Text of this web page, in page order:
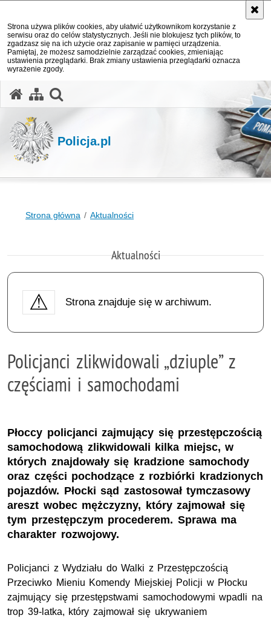
Strona używa plików cookies, aby ułatwić użytkownikom korzystanie z
serwisu oraz do celów statystycznych. Jeśli nie blokujesz tych plików, to
zgadzasz się na ich użycie oraz zapisanie w pamięci urządzenia.
Pamiętaj, że możesz samodzielnie zarządzać cookies, zmieniając
ustawienia przeglądarki. Brak zmiany ustawienia przeglądarki oznacza
wyrażenie zgody.
Policja.pl
Strona główna Aktualności
Aktualności
Strona znajduje się w archiwum.
Policjanci zlikwidowali „dziuple” z
częściami i samochodami
Płoccy policjanci zajmujący się przestępczością
samochodową zlikwidowali kilka miejsc, w
których znajdowały się kradzione samochody
oraz części pochodzące z rozbiórki kradzionych
pojazdów. Płocki sąd zastosował tymczasowy
areszt wobec mężczyzny, który zajmował się
tym przestępczym procederem. Sprawa ma
charakter rozwojowy.
Policjanci z Wydziału do Walki z Przestępczością
Przeciwko Mieniu Komendy Miejskiej Policji w Płocku
zajmujący się przestępstwami samochodowymi wpadli na
trop 39-latka, który zajmował się ukrywaniem